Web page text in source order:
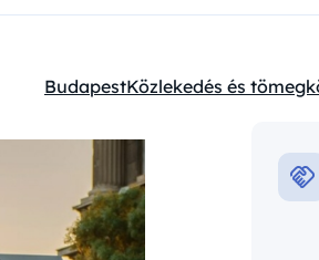
Kategóriák:
BudapestKözlekedés és